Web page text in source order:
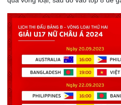
Dinh dưỡng - món ngon
Cây thuốc
Sản phụ khoa
Nhi khoa
Làm đẹp - giảm cân
Phòng mạch online
Ăn sạch sống khỏe